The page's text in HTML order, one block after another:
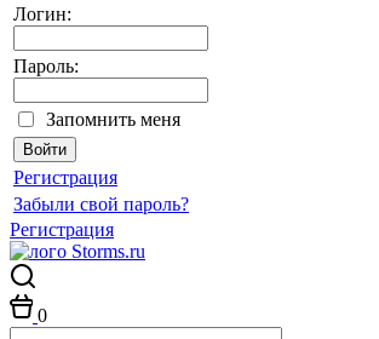
Логин:
Пароль:
Запомнить меня
Регистрация
Забыли свой пароль?
Регистрация
0